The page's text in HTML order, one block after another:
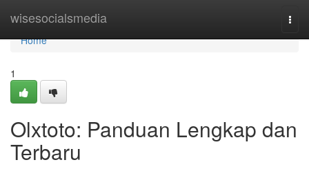
wisesocialsmedia
Home
Home
1
Olxtoto: Panduan Lengkap dan
Terbaru